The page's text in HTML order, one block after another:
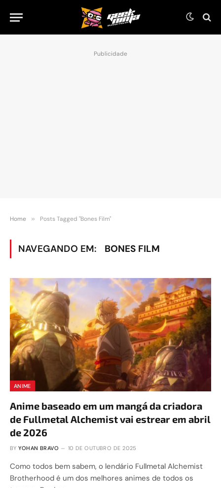
Publicidade
Home » Posts Tagged "Bones Film"
NAVEGANDO EM: BONES FILM
ANIME
Anime baseado em um mangá da criadora
de Fullmetal Alchemist vai estrear em abril
de 2026
BY YOHAN BRAVO 10 DE OUTUBRO DE 2025
Como todos bem sabem, o lendário Fullmetal Alchemist
Brotherhood é um dos melhores animes de todos os